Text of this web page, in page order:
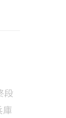
段
庫